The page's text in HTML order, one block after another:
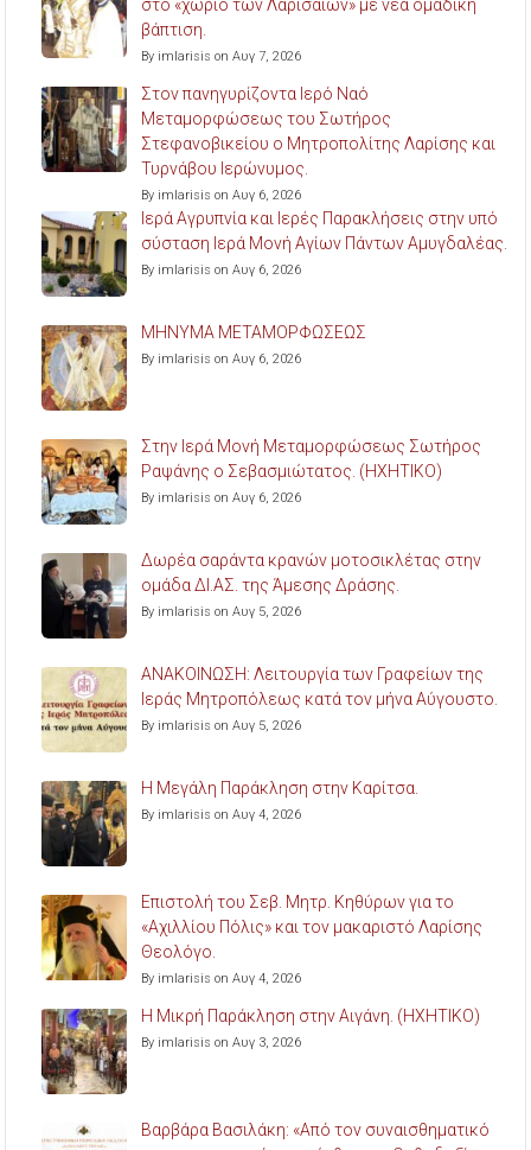
στο «χωριό των Λαρισαίων» με νέα ομαδική
βάπτιση.
By imlarisis on Αυγ 7, 2026
Στον πανηγυρίζοντα Ιερό Ναό
Μεταμορφώσεως του Σωτήρος
Στεφανοβικείου ο Μητροπολίτης Λαρίσης και
Τυρνάβου Ιερώνυμος.
By imlarisis on Αυγ 6, 2026
Ιερά Αγρυπνία και Ιερές Παρακλήσεις στην υπό
σύσταση Ιερά Μονή Αγίων Πάντων Αμυγδαλέας.
By imlarisis on Αυγ 6, 2026
ΜΗΝΥΜΑ ΜΕΤΑΜΟΡΦΩΣΕΩΣ
By imlarisis on Αυγ 6, 2026
Στην Ιερά Μονή Μεταμορφώσεως Σωτήρος
Ραψάνης ο Σεβασμιώτατος. (ΗΧΗΤΙΚΟ)
By imlarisis on Αυγ 6, 2026
Δωρέα σαράντα κρανών μοτοσικλέτας στην
ομάδα ΔΙ.ΑΣ. της Άμεσης Δράσης.
By imlarisis on Αυγ 5, 2026
ΑΝΑΚΟΙΝΩΣΗ: Λειτουργία των Γραφείων της
Ιεράς Μητροπόλεως κατά τον μήνα Αύγουστο.
By imlarisis on Αυγ 5, 2026
Η Μεγάλη Παράκληση στην Καρίτσα.
By imlarisis on Αυγ 4, 2026
Επιστολή του Σεβ. Μητρ. Κηθύρων για το
«Αχιλλίου Πόλις» και τον μακαριστό Λαρίσης
Θεολόγο.
By imlarisis on Αυγ 4, 2026
Η Μικρή Παράκληση στην Αιγάνη. (ΗΧΗΤΙΚΟ)
By imlarisis on Αυγ 3, 2026
Βαρβάρα Βασιλάκη: «Από τον συναισθηματικό